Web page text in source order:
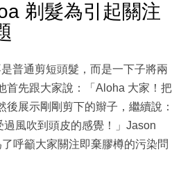
剃髮為引起關注
普通剪短頭髮，而是一下子將兩
首先跟大家說：「Aloha 大家！把
後展示剛剛剪下的辮子，繼續說：
過風吹到頭皮的感覺！」Jason
呼籲大家關注即棄膠樽的污染問